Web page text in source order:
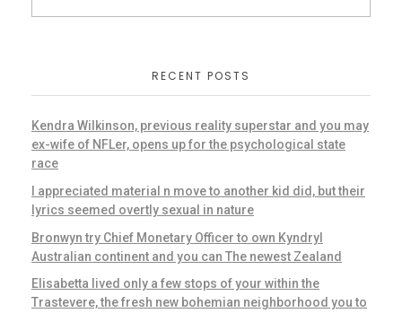
RECENT POSTS
Kendra Wilkinson, previous reality superstar and you may
ex-wife of NFLer, opens up for the psychological state
race
I appreciated material n move to another kid did, but their
lyrics seemed overtly sexual in nature
Bronwyn try Chief Monetary Officer to own Kyndryl
Australian continent and you can The newest Zealand
Elisabetta lived only a few stops of your within the
Trastevere, the fresh new bohemian neighborhood you to